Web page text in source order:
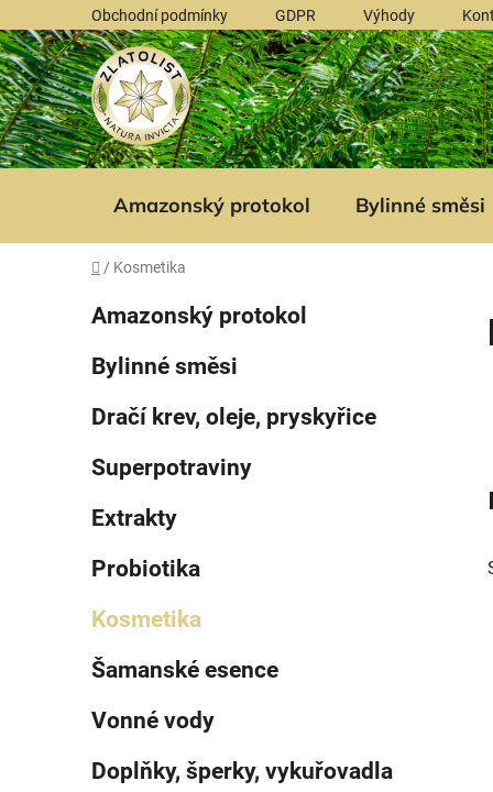
na
obsah
Obchodní podmínky GDPR Výhody
Amazonský protokol Bylinné směsi
Domů
/ Kosmetika
P
o
s
r
n
n
í
p
n
l
kategorie
K
a
e
o
i
Amazonský protokol
Bylinné směsi
Dračí krev, oleje, pryskyřice
Superpotraviny
Extrakty
Probiotika
Kosmetika
Šamanské esence
Vonné vody
Doplňky, šperky, vykuřovadla